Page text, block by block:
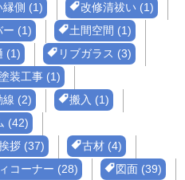
縁側 (1)
改修清祓い (1)
ー (1)
土間空間 (1)
(1)
リブガラス (3)
装工事 (1)
線 (2)
搬入 (1)
(42)
拶 (37)
古材 (4)
コーナー (28)
図面 (39)